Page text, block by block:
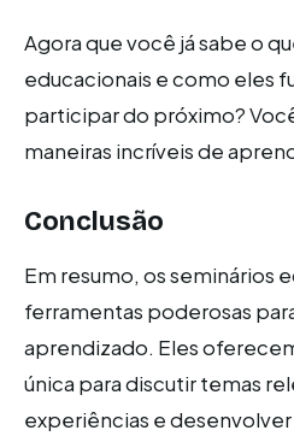
Agora que você já sabe o
educacionais e como eles
participar do próximo?
maneiras incríveis de
Conclusão
Em resumo, os seminários
ferramentas poderosas
aprendizado. Eles
única para discutir temas
experiências e